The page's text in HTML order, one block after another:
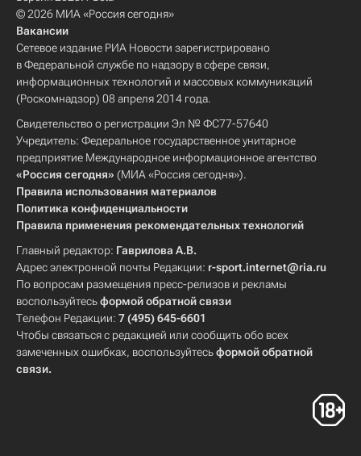
© 2026 МИА «Россия сегодня»
Вакансии
Сетевое издание РИА Новости зарегистрировано
в Федеральной службе по надзору в сфере связи,
информационных технологий и массовых коммуникаций
(Роскомнадзор) 08 апреля 2014 года.
Свидетельство о регистрации Эл № ФС77-57640
Учредитель: Федеральное государственное унитарное
предприятие Международное информационное агентство
«Россия сегодня» (МИА «Россия сегодня»).
Правила использования материалов
Политика конфиденциальности
Правила применения рекомендательных технологий
Главный редактор: Гаврилова А.В.
Адрес электронной почты Редакции: r-sport.internet@ria.ru
По вопросам размещения пресс-релизов и рекламы
воспользуйтесьформой обратной связи
Телефон Редакции: 7 (495) 645-6601
Чтобы связаться с редакцией или сообщить обо всех
замеченных ошибках, воспользуйтесьформой обратной
связи.